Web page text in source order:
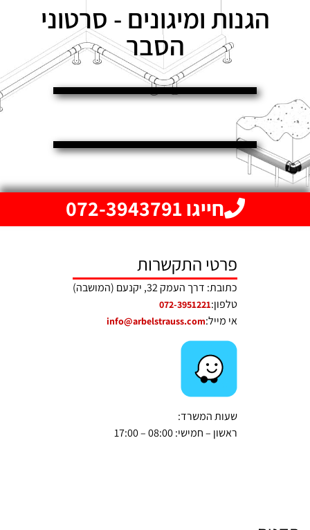
הגנות ומיגונים - סרטוני
הסבר
חייגו 072-3943791
פרטי התקשרות
כתובת: דרך העמק 32, יקנעם (המושבה)
טלפון:072-3951221
אי מייל:info@arbelstrauss.com
שעות המשרד:
ראשון – חמישי: 08:00 – 17:00